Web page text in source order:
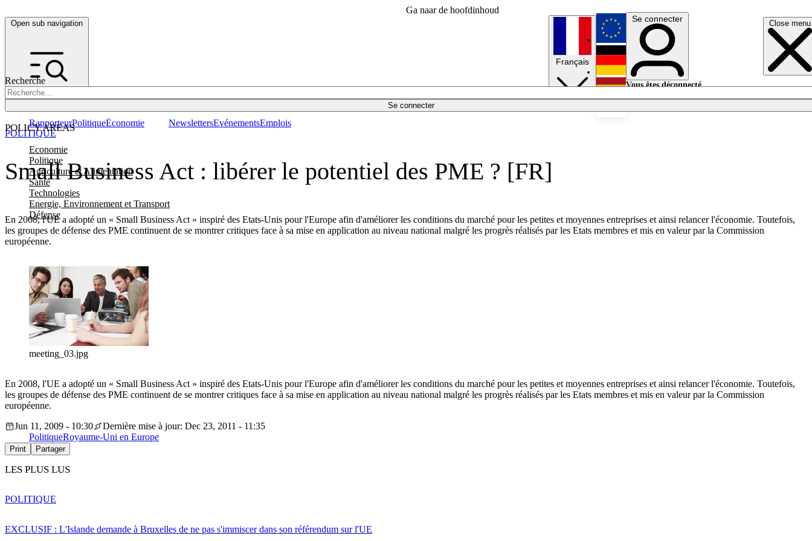
Ga naar de hoofdinhoud
Open sub navigation Close menu
Recherche
Se connecter
POLICY AREAS
Economie
Politique
Agriculture et Alimentation
Santé
Technologies
Energie, Environnement et Transport
Défense
RapporteurPolitiqueÉconomie NewslettersEvénementsEmplois
Français
English
Deutsch
Se connecter
Vous êtes déconnecté.
Small Business Act : libérer le potentiel des PME ? [FR]
En 2008, l'UE a adopté un « Small Business Act » inspiré des Etats-Unis pour l'Europe afin d'améliorer les conditions du marché pour les petites et moyennes entreprises et ainsi relancer l'économie. Toutefois,
les groupes de défense des PME continuent de se montrer critiques face à sa mise en application au niveau national malgré les progrès réalisés par les Etats membres et mis en valeur par la Commission
européenne.
POLITIQUE
meeting_03.jpg
En 2008, l'UE a adopté un « Small Business Act » inspiré des Etats-Unis pour l'Europe afin d'améliorer les conditions du marché pour les petites et moyennes entreprises et ainsi relancer l'économie. Toutefois,
les groupes de défense des PME continuent de se montrer critiques face à sa mise en application au niveau national malgré les progrès réalisés par les Etats membres et mis en valeur par la Commission
européenne.
Jun 11, 2009 - 10:30
Dernière mise à jour: Dec 23, 2011 - 11:35
PolitiqueRoyaume-Uni en Europe
Print Partager
LES PLUS LUS
EXCLUSIF : L'Islande demande à Bruxelles de ne pas s'immiscer dans son référendum sur l'UE
POLITIQUE